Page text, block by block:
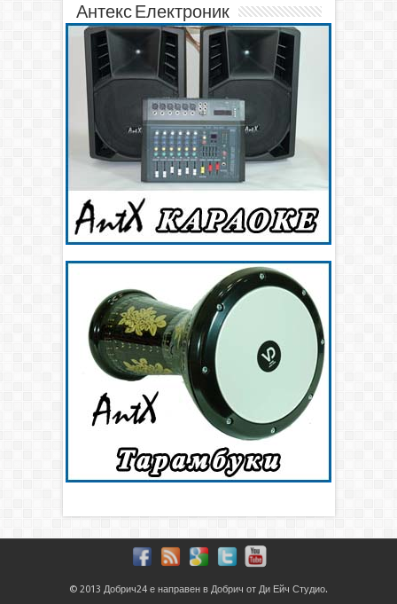
Антекс Електроник
© 2013 Добрич24 е направен в Добрич от Ди Ейч Студио.